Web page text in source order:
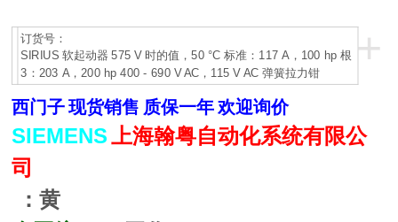
+
订货号：
SIRIUS 软起动器 575 V 时的值，50 °C 标准：117 A，100 hp 根
3：203 A，200 hp 400 - 690 V AC，115 V AC 弹簧拉力钳
西门子 现货销售 质保一年 欢迎询价
SIEMENS 上海翰粤自动化系统有限公
司
：黄